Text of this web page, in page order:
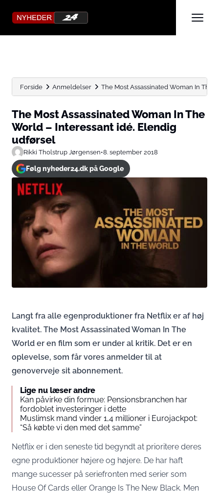
Forside Anmeldelser The Most Assassinated Woman In The
The Most Assassinated Woman In The
World – Interessant idé. Elendig
udførsel
Rikki Tholstrup Jørgensen•8. september 2018
Følg nyheder24.dk på Google
Langt fra alle egenproduktioner fra Netflix er af høj
kvalitet. The Most Assassinated Woman In The
World er en film som er under al kritik. Det er en
oplevelse, som får vores anmelder til at
genoverveje sit abonnement.
Lige nu læser andre
Kan påvirke din formue: Pensionsbranchen har
fordoblet investeringer i dette
Muslimsk mand vinder 1,4 millioner i Eurojackpot:
“Så købte vi den med det samme”
Netflix er i den seneste tid begyndt at prioritere deres
egne produktioner højere og højere. De har haft
mange sucesser på seriefronten med serier som
House Of Cards eller Orange Is The New Black. Men